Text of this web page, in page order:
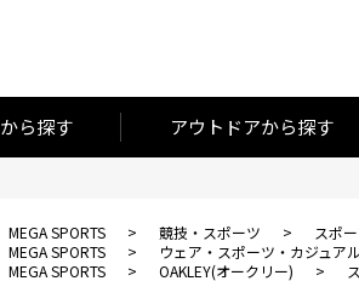
ら探す アウトドアから探す
MEGA SPORTS > 競技・スポーツ > スポ
MEGA SPORTS > ウェア・スポーツ・カジュアル
MEGA SPORTS > OAKLEY(オークリー) >